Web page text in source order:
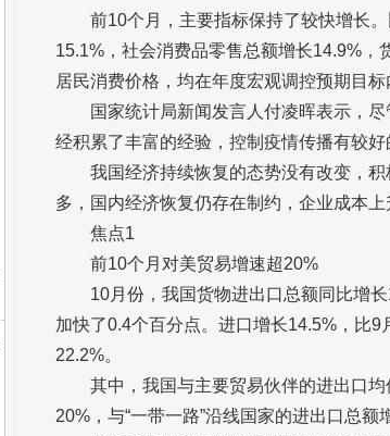
前10个月，主要指标保持了较快增长
15.1%，社会消费品零售总额增长14.9%，
居民消费价格，均在年度宏观调控预期目标
国家统计局新闻发言人付凌晖表示，
经积累了丰富的经验，控制疫情传播有较
我国经济持续恢复的态势没有改变，
多，国内经济恢复仍存在制约，企业成本上
焦点1
前10个月对美贸易增速超20%
10月份，我国货物进出口总额同比增
加快了0.4个百分点。进口增长14.5%，比
22.2%。
其中，我国与主要贸易伙伴的进出口
20%，与“一带一路”沿线国家的进出口总额